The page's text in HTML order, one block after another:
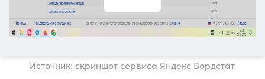
Источник: скриншот сервиса Яндекс Вордстат